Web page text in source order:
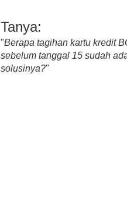
Tanya:
"Berapa tagihan kartu kredit
sebelum tanggal 15 sudah
solusinya?"